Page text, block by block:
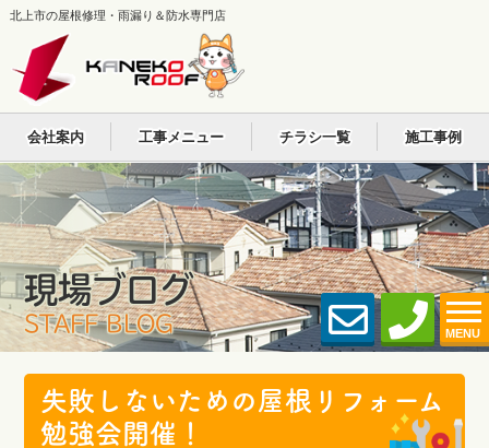
北上市の屋根修理・雨漏り＆防水専門店
MENU
会社案内 工事メニュー チラシ一覧 施工事例
現場ブログ
STAFF BLOG
失敗しないための屋根リフォーム
勉強会開催！